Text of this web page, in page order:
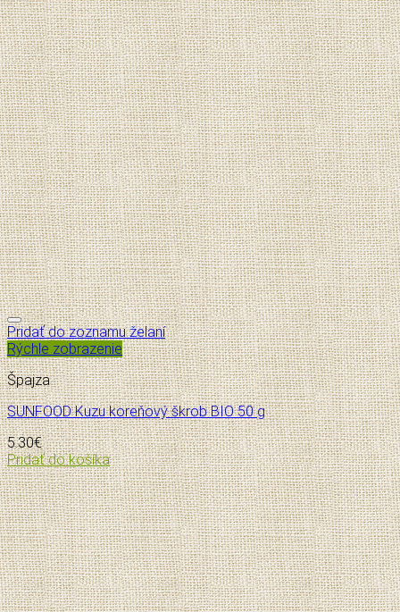
Pridať do zoznamu želaní
Rýchle zobrazenie
Špajza
SUNFOOD Kuzu koreňový škrob BIO 50 g
5.30€
Pridať do košíka